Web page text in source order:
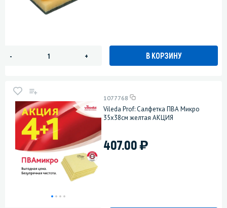
- + В КОРЗИНУ
1077768
Vileda Prof: Салфетка ПВА Микро
35х38см желтая АКЦИЯ
407.00)